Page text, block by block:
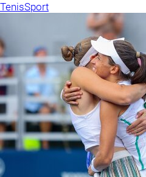
TenisSport